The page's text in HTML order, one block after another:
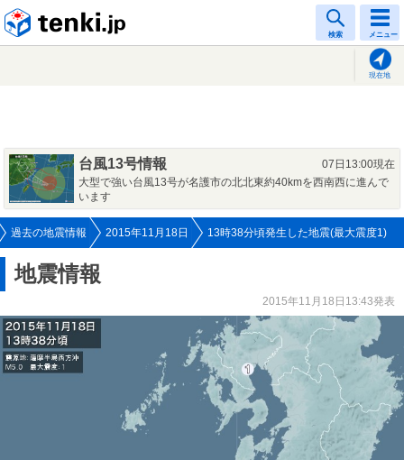
検索 メニュー
現在地
台風13号情報
07日13:00現在
大型で強い台風13号が名護市の北北東約40kmを西南西に進んで
います
過去の地震情報 2015年11月18日 13時38分頃発生した地震(最大震度1)
地震情報
2015年11月18日13:43発表